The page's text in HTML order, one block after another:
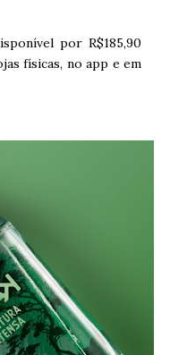
por R$185,90
físicas, no app e em